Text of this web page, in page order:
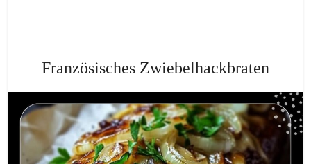
Französisches Zwiebelhackbraten